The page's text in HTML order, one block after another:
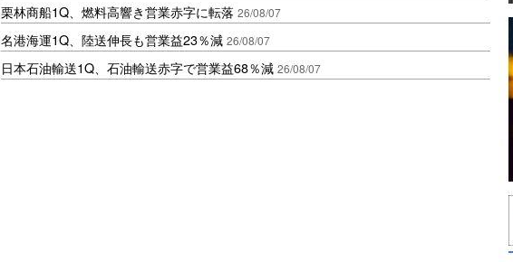
栗林商船1Q、燃料高響き営業赤字に転落 26/08/07
名港海運1Q、陸送伸長も営業益23％減 26/08/07
日本石油輸送1Q、石油輸送赤字で営業益68％減 26/08/07